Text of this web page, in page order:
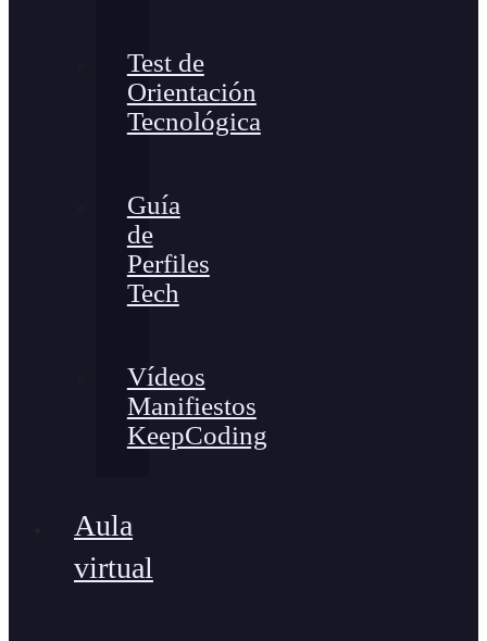
Test de
Orientación
Tecnológica
Guía
de
Perfiles
Tech
Vídeos
Manifiestos
KeepCoding
Aula
virtual